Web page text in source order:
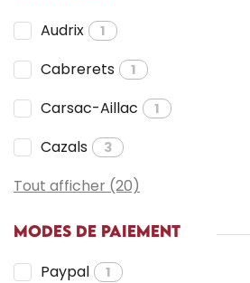
Audrix 1
Cabrerets 1
Carsac-Aillac 1
Cazals 3
Tout afficher (20)
MODES DE PAIEMENT
Paypal 1